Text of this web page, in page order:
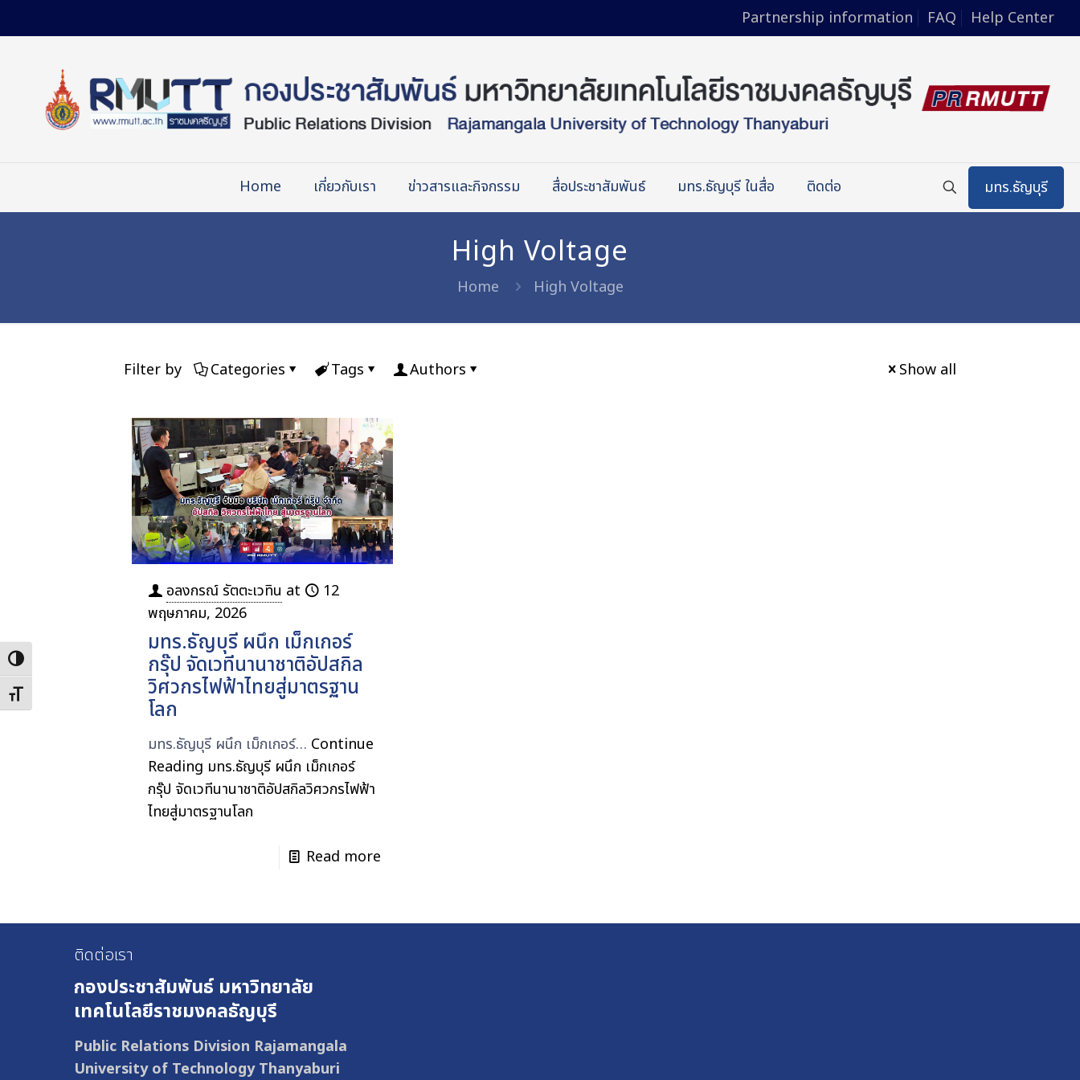
to
Toggle High Contrast
Toggle Font size
Partnership information FAQ Help Center
Home เกี่ยวกับเรา ข่าวสารและกิจกรรม สื่อประชาสัมพันธ์ มทร.ธัญบุรี ในสื่อ ติดต่อ มทร.ธัญบุรี
High Voltage
Home High Voltage
Filter by Categories Tags Authors Show all
อลงกรณ์ รัตตะเวทิน at
12
พฤษภาคม, 2026
มทร.ธัญบุรี ผนึก เม็กเกอร์
กรุ๊ป จัดเวทีนานาชาติอัปสกิล
วิศวกรไฟฟ้าไทยสู่มาตรฐาน
โลก
มทร.ธัญบุรี ผนึก เม็กเกอร์… Continue
Reading มทร.ธัญบุรี ผนึก เม็กเกอร์
กรุ๊ป จัดเวทีนานาชาติอัปสกิลวิศวกรไฟฟ้า
ไทยสู่มาตรฐานโลก
Read more
ติดต่อเรา
กองประชาสัมพันธ์ มหาวิทยาลัย
เทคโนโลยีราชมงคลธัญบุรี
Public Relations Division Rajamangala
University of Technology Thanyaburi